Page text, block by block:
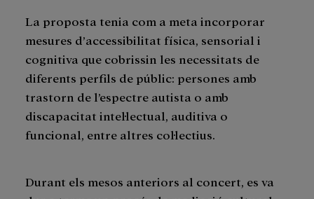
La proposta tenia com a meta incorporar
mesures d’accessibilitat física, sensorial i
cognitiva que cobrissin les necessitats de
diferents perfils de públic: persones amb
trastorn de l’espectre autista o amb
discapacitat intel·lectual, auditiva o
funcional, entre altres col·lectius.
Durant els mesos anteriors al concert, es va